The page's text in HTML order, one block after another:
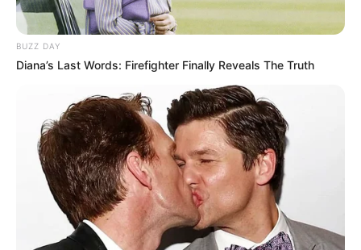
🧊 Entretenimento: Os melhores doramas
🧊
Nova Carteira Nacional de Habilitação digital
BUZZ DAY
Diana’s Last Words: Firefighter Finally Reveals The Truth